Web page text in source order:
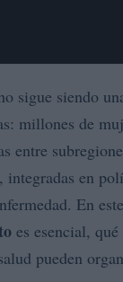
sigue siendo
millones de
entre
integradas en
En
es esencial,
pueden